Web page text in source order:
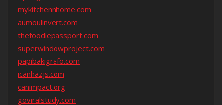
mykitchennhome.com
aumoulinvert.com
thefoodiepassport.com
superwindowproject.com
papibakigrafo.com
icanhazjs.com
canimpact.org
goviralstudy.com